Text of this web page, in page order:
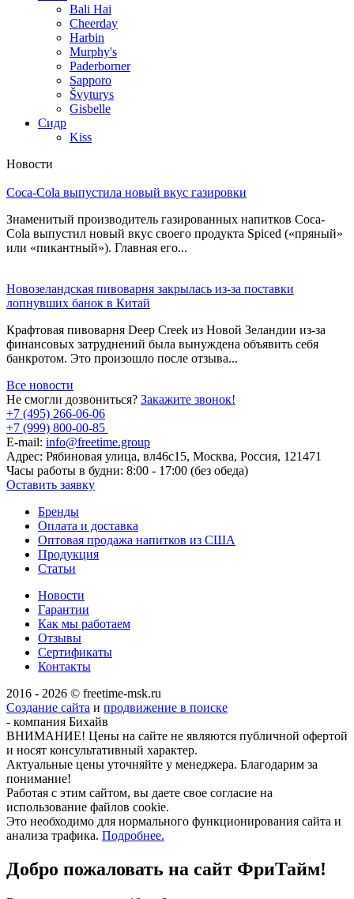
Bali Hai
Cheerday
Harbin
Murphy's
Paderborner
Sapporo
Švyturys
Gisbelle
Сидр
Kiss
Новости
Coca-Cola выпустила новый вкус газировки
Знаменитый производитель газированных напитков Coca-
Cola выпустил новый вкус своего продукта Spiced («пряный»
или «пикантный»). Главная его...
Новозеландская пивоварня закрылась из-за поставки
лопнувших банок в Китай
Крафтовая пивоварня Deep Creek из Новой Зеландии из-за
финансовых затруднений была вынуждена объявить себя
банкротом. Это произошло после отзыва...
Все новости
Не смогли дозвониться? Закажите звонок!
+7 (495) 266-06-06
+7 (999) 800-00-85
E-mail: info@freetime.group
Адрес: Рябиновая улица, вл46с15, Москва, Россия, 121471
Часы работы в будни: 8:00 - 17:00 (без обеда)
Оставить заявку
Бренды
Оплата и доставка
Оптовая продажа напитков из США
Продукция
Статьи
Новости
Гарантии
Как мы работаем
Отзывы
Сертификаты
Контакты
2016 - 2026 © freetime-msk.ru
Создание сайта и продвижение в поиске
- компания Бихайв
ВНИМАНИЕ! Цены на сайте не являются публичной офертой
и носят консультативный характер.
Актуальные цены уточняйте у менеджера. Благодарим за
понимание!
Работая с этим сайтом, вы даете свое согласие на
использование файлов cookie.
Это необходимо для нормального функционирования сайта и
анализа трафика. Подробнее.
Добро пожаловать на сайт ФриТайм!